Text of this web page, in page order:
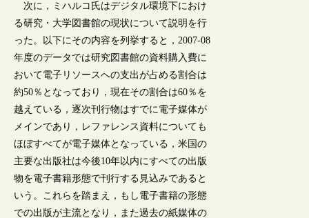
次に，ミハルコ氏はデジタル環境下におけ
る研究・大学図書館の現状について説明を行
った。以下にその内容を列挙すると，2007-08
年度のデータでは研究図書館の資料購入費に
おいて電子リソースへの支出が占める割合は
約50％となっており，現在その割合は60％を
越えている，逐次刊行物はすでに電子媒体が
メインであり，レファレンス資料についても
ほぼすべてが電子媒体となっている，米国の
主要な出版社は今後10年以内にすべての出版
物を電子書籍形態で刊行する見込みであると
いう。これらを踏まえ，もし電子書籍の形態
での出版が主流となり，また過去の紙媒体の